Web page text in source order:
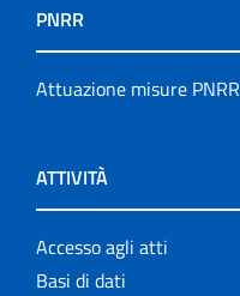
PNRR
Attuazione misure PNRR
ATTIVITÀ
Accesso agli atti
Basi di dati